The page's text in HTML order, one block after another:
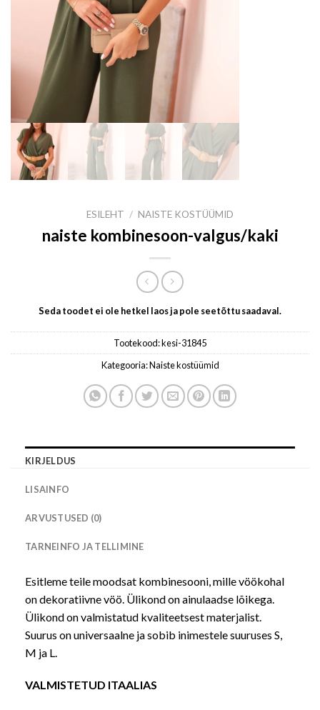
ESILEHT / NAISTE KOSTÜÜMID
naiste kombinesoon-valgus/kaki
Seda toodet ei ole hetkel laos ja pole seetõttu saadaval.
Tootekood:kesi-31845
Kategooria:Naiste kostüümid
KIRJELDUS
LISAINFO
ARVUSTUSED (0)
TARNEINFO JA TELLIMINE
Esitleme teile moodsat kombinesooni, mille vöökohal
on dekoratiivne vöö. Ülikond on ainulaadse lõikega.
Ülikond on valmistatud kvaliteetsest materjalist.
Suurus on universaalne ja sobib inimestele suuruses S,
M ja L.
VALMISTETUD ITAALIAS